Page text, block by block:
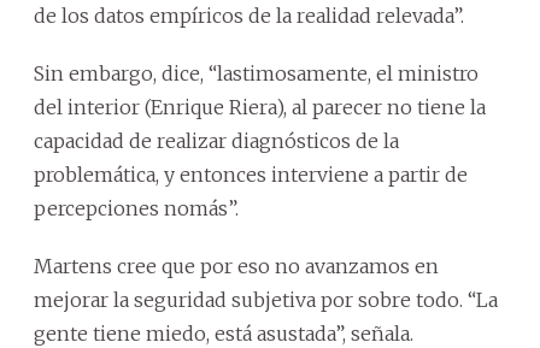
de los datos empíricos de la realidad relevada”.
Sin embargo, dice, “lastimosamente, el ministro
del interior (Enrique Riera), al parecer no tiene la
capacidad de realizar diagnósticos de la
problemática, y entonces interviene a partir de
percepciones nomás”.
Martens cree que por eso no avanzamos en
mejorar la seguridad subjetiva por sobre todo. “La
gente tiene miedo, está asustada”, señala.